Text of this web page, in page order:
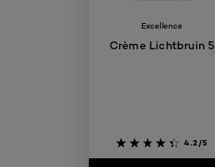
Excellence
Crème Lichtbruin 5
4.2/5